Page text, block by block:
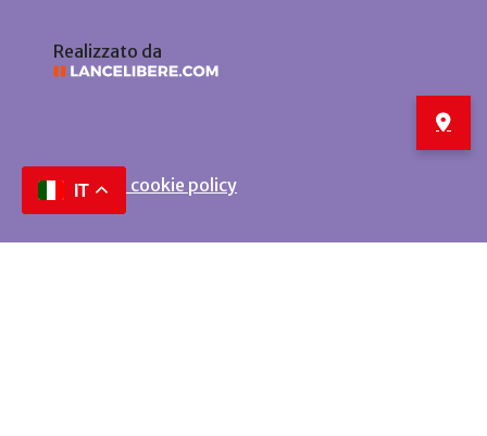
Realizzato da
Privacy e cookie policy
IT